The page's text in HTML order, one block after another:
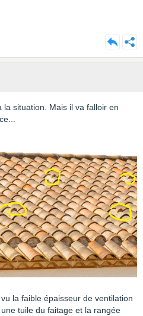
situation. Mais il va falloir en
la faible épaisseur de ventilation
tuile du faitage et la rangée